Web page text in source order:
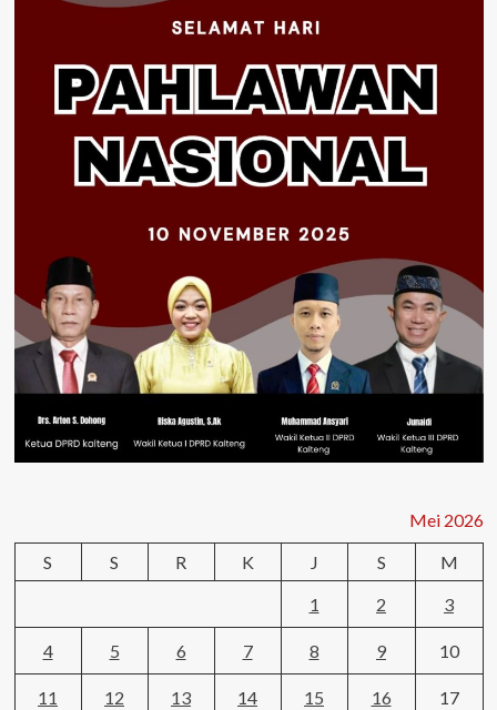
Mei 2026
S
S R K J S
M
1
2 3
4 5 6 7 8 9 10
11 12 13 14 15 16 17